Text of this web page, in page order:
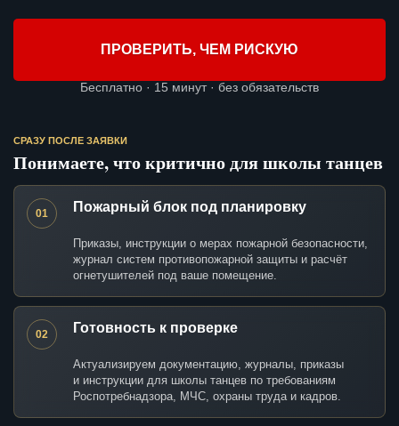
ПРОВЕРИТЬ, ЧЕМ РИСКУЮ
Бесплатно · 15 минут · без обязательств
СРАЗУ ПОСЛЕ ЗАЯВКИ
Понимаете, что критично для школы танцев
01 Пожарный блок под планировку
Приказы, инструкции о мерах пожарной безопасности,
журнал систем противопожарной защиты и расчёт
огнетушителей под ваше помещение.
02 Готовность к проверке
Актуализируем документацию, журналы, приказы
и инструкции для школы танцев по требованиям
Роспотребнадзора, МЧС, охраны труда и кадров.